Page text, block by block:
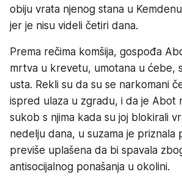
obiju vrata njenog stana u
jer je nisu videli četiri dana.
Prema rečima komšija, gospođa
mrtva u krevetu, umotana u ćebe,
usta. Rekli su da su se narkomani
ispred ulaza u zgradu, i da je Abot
sukob s njima kada su joj blokirali
nedelju dana, u suzama je priznala
previše uplašena da bi spavala
antisocijalnog ponašanja u okolini.